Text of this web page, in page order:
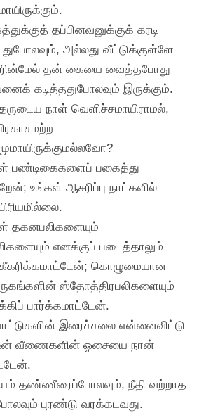
தப்பினவனுக்குக் கரடி
அல்லது வீட்டுக்குள்ளே
தன் கையை வைத்தபோது
கடித்ததுபோலவும் இருக்கும்.
நாள் வெளிச்சமாயிராமல்,
பண்டிகைகளைப் பகைத்து
உங்கள் ஆசரிப்பு நாட்களில்
தகனபலிகளையும்
எனக்குப் படைத்தாலும்
கொழுமையான
ஸ்தோத்திரபலிகளையும்
பார்க்கமாட்டேன்.
இரைச்சலை என்னைவிட்டு
வீணைகளின் ஓசையை நான்
தண்ணீரைப்போலவும், நீதி வற்றாத
புரண்டு வரக்கடவது.